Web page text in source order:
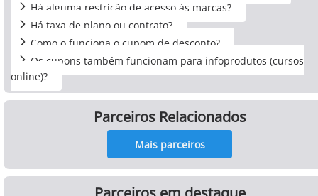
Há alguma restrição de acesso às marcas?
Há taxa de plano ou contrato?
Como o funciona o cupom de desconto?
Os cupons também funcionam para infoprodutos (cursos
online)?
Parceiros Relacionados
Mais parceiros